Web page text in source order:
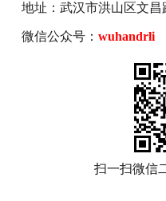
地址：武汉市洪山区文昌
微信公众号： wuhandrli
扫一扫微信